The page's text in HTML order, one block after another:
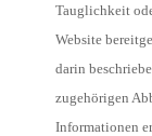
Tauglichkeit
Website
darin
zugehörigen
Informationen